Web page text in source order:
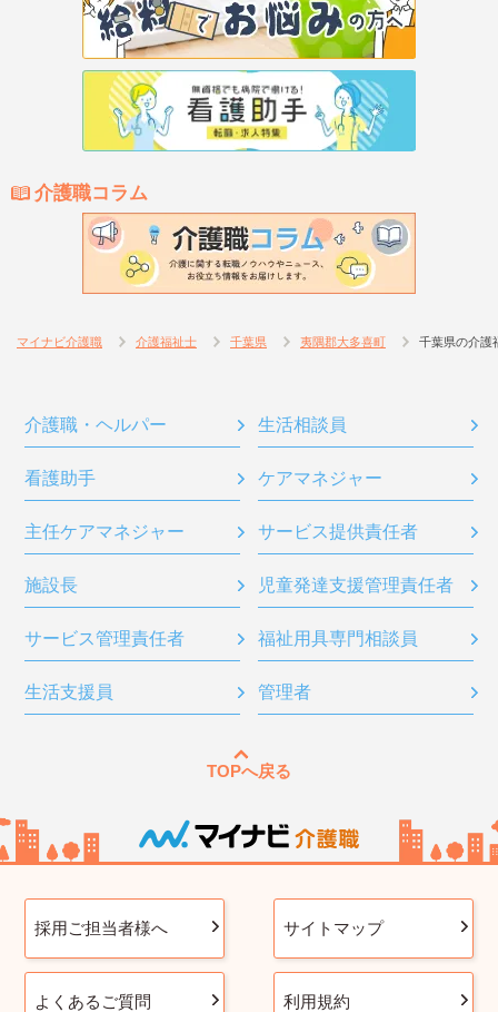
介護職コラム
マイナビ介護職 介護福祉士 千葉県 夷隅郡大多喜町 千葉県の介護
介護職・ヘルパー 生活相談員
看護助手 ケアマネジャー
主任ケアマネジャー サービス提供責任者
施設長 児童発達支援管理責任者
サービス管理責任者 福祉用具専門相談員
生活支援員 管理者
TOPへ戻る
採用ご担当者様へ サイトマップ
よくあるご質問 利用規約